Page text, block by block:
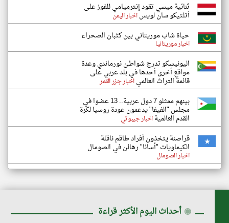
ثنائية ميسي تقود إنترميامي للفوز على
أتلتيكو سان لويساخبار اليمن
حياة شاب موريتاني بين كثبان الصحراء
اخبار موريتانيا
اليونيسكو تدرج شواطئ نورماندي وعدة
مواقع أخرى أحدها في بلد عربي على
قائمة التراث العالمياخبار جزر القمر
بينهم ممثلو 7 دول عربية.. 13 عضوا في
مجلس "الفيفا" يدعمون عودة روسيا لكرة
القدم العالميةاخبار جيبوتي
قراصنة يتخذون أفراد طاقم ناقلة
الكيماويات "أسانا" رهائن في الصومال
اخبار الصومال
◉ أحداث اليوم الأكثر قراءة